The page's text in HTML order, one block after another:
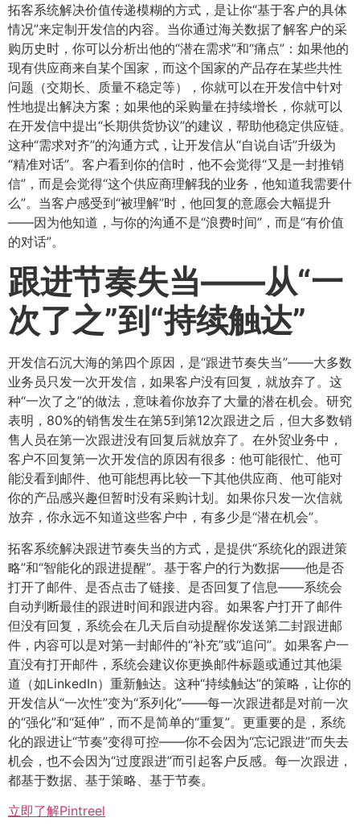
拓客系统解决价值传递模糊的方式，是让你“基于客户的具体
情况”来定制开发信的内容。当你通过海关数据了解客户的采
购历史时，你可以分析出他的“潜在需求”和“痛点”：如果他的
现有供应商来自某个国家，而这个国家的产品存在某些共性
问题（交期长、质量不稳定等），你就可以在开发信中针对
性地提出解决方案；如果他的采购量在持续增长，你就可以
在开发信中提出“长期供货协议”的建议，帮助他稳定供应链。
这种“需求对齐”的沟通方式，让开发信从“自说自话”升级为
“精准对话”。客户看到你的信时，他不会觉得“又是一封推销
信”，而是会觉得“这个供应商理解我的业务，他知道我需要什
么”。当客户感受到“被理解”时，他回复的意愿会大幅提升
——因为他知道，与你的沟通不是“浪费时间”，而是“有价值
的对话”。
跟进节奏失当——从“一
次了之”到“持续触达”​
开发信石沉大海的第四个原因，是“跟进节奏失当”——大多数
业务员只发一次开发信，如果客户没有回复，就放弃了。这
种“一次了之”的做法，意味着你放弃了大量的潜在机会。研究
表明，80%的销售发生在第5到第12次跟进之后，但大多数销
售人员在第一次跟进没有回复后就放弃了。在外贸业务中，
客户不回复第一次开发信的原因有很多：他可能很忙、他可
能没看到邮件、他可能想再比较一下其他供应商、他可能对
你的产品感兴趣但暂时没有采购计划。如果你只发一次信就
放弃，你永远不知道这些客户中，有多少是“潜在机会”。
拓客系统解决跟进节奏失当的方式，是提供“系统化的跟进策
略”和“智能化的跟进提醒”。基于客户的行为数据——他是否
打开了邮件、是否点击了链接、是否回复了信息——系统会
自动判断最佳的跟进时间和跟进内容。如果客户打开了邮件
但没有回复，系统会在几天后自动提醒你发送第二封跟进邮
件，内容可以是对第一封邮件的“补充”或“追问”。如果客户一
直没有打开邮件，系统会建议你更换邮件标题或通过其他渠
道（如LinkedIn）重新触达。这种“持续触达”的策略，让你的
开发信从“一次性”变为“系列化”——每一次跟进都是对前一次
的“强化”和“延伸”，而不是简单的“重复”。更重要的是，系统
化的跟进让“节奏”变得可控——你不会因为“忘记跟进”而失去
机会，也不会因为“过度跟进”而引起客户反感。每一次跟进，
都基于数据、基于策略、基于节奏。
立即了解Pintreel